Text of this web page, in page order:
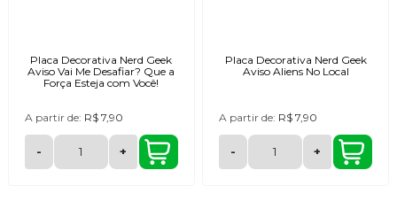
Placa Decorativa Nerd Geek
Aviso Vai Me Desafiar? Que a
Força Esteja com Você!
A partir de: R$ 7,90
- +
Placa Decorativa Nerd Geek
Aviso Aliens No Local
A partir de: R$ 7,90
- +